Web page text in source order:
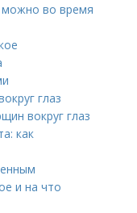
можно во время
глаз
вокруг глаз
как
и на что